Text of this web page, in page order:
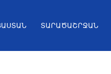
ՏԱՐԱԾԱՇՐՋԱՆ